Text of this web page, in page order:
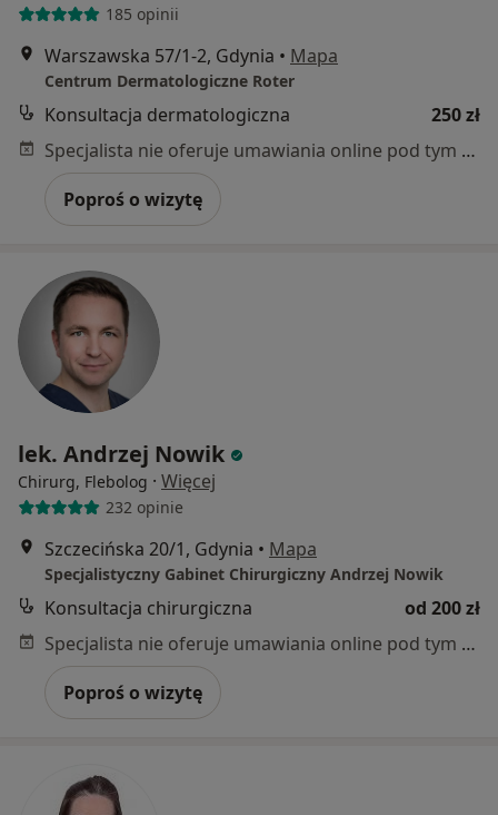
185 opinii
Warszawska 57/1-2, Gdynia • Mapa
Centrum Dermatologiczne Roter
Konsultacja dermatologiczna
250 zł
Specjalista nie oferuje umawiania online pod tym adresem.
Poproś o wizytę
lek. Andrzej Nowik
Chirurg, Flebolog · Więcej
232 opinie
Szczecińska 20/1, Gdynia • Mapa
Specjalistyczny Gabinet Chirurgiczny Andrzej Nowik
Konsultacja chirurgiczna
od 200 zł
Specjalista nie oferuje umawiania online pod tym adresem.
Poproś o wizytę